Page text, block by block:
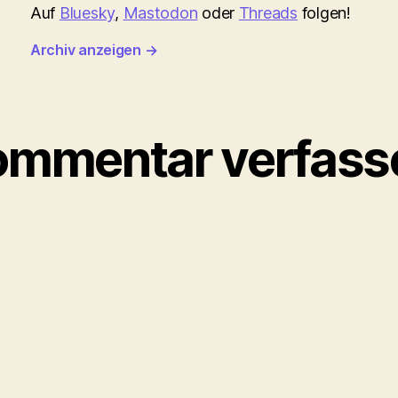
Auf Bluesky, Mastodon oder Threads folgen!
Archiv anzeigen →